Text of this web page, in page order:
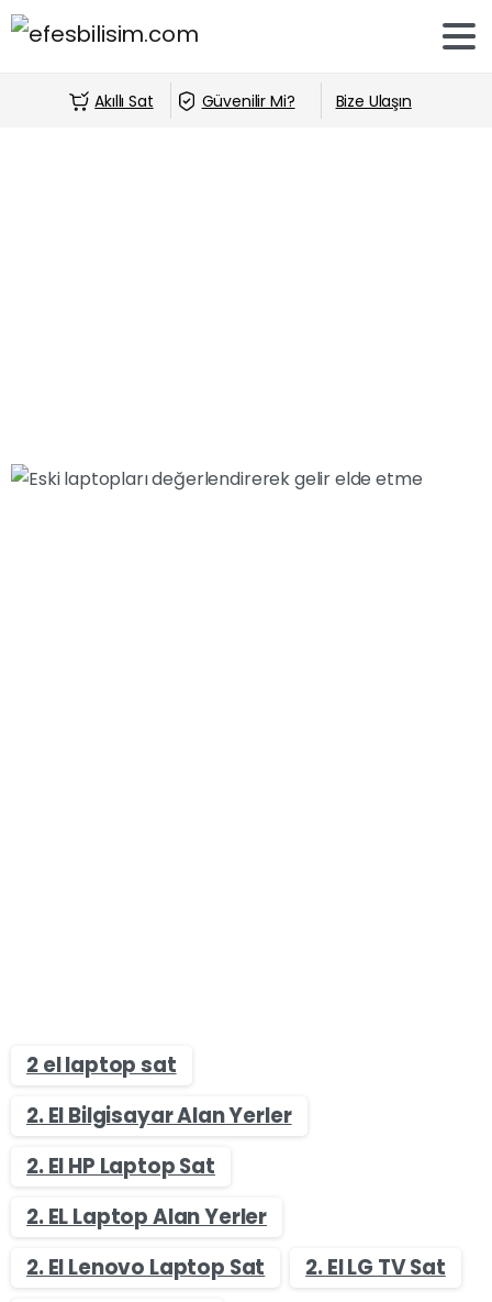
Akıllı Sat Güvenilir Mi? Bize Ulaşın
2 el laptop sat
2. El Bilgisayar Alan Yerler
2. El HP Laptop Sat
2. EL Laptop Alan Yerler
2. El Lenovo Laptop Sat
2. El LG TV Sat